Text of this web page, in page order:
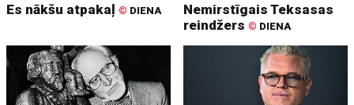
Es nākšu atpakaļ © DIENA
Nemirstīgais Teksasas
reindžers © DIENA